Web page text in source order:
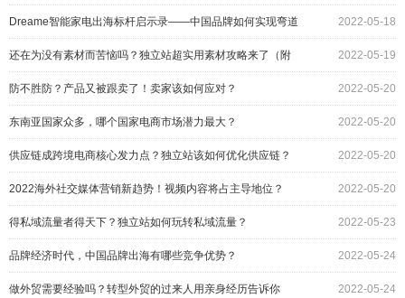
Dreame智能家电出海标杆启示录——中国品牌如何实现弯道
超车？
2022-05-18
还在为没有素材而苦恼吗？独立站超实用素材攻略来了（附
赠工具）
2022-05-19
防不胜防？产品又被跟卖了！卖家该如何应对？ 2022-05-20
东南亚国家众多，哪个国家电商市场潜力最大？ 2022-05-20
供应链成跨境电商核心发力点？独立站该如何优化供应链？ 2022-05-20
2022海外社交媒体营销新趋势！视频内容将占主导地位？ 2022-05-20
得私域流量者得天下？独立站如何玩转私域流量？ 2022-05-23
品牌经济时代，中国品牌出海有哪些竞争优势？ 2022-05-24
做外贸需要经验吗？转型外贸的过来人用亲身经历告诉你 2022-05-24